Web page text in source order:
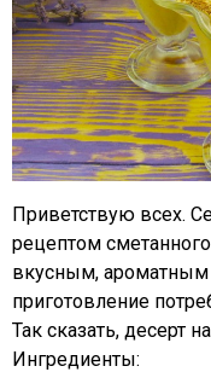
Приветствую всех.
рецептом
вкусным,
приготовление
Так сказать, десерт
Ингредиенты: